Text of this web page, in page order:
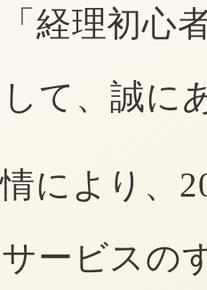
経理初心
て、誠に
により、
ービスの